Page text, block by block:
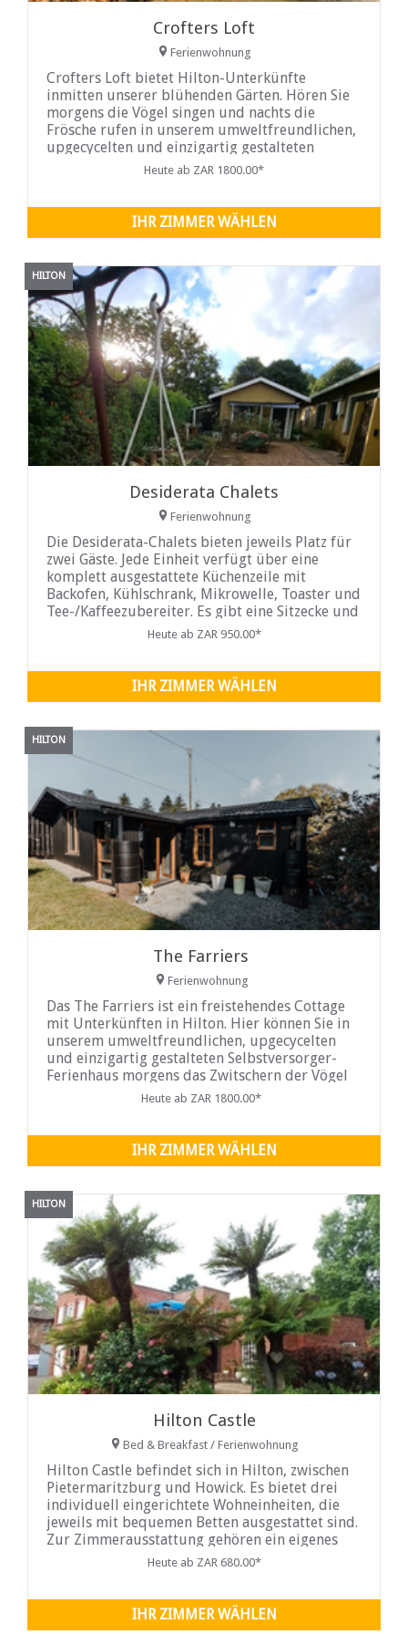
Crofters Loft
Ferienwohnung
Crofters Loft bietet Hilton-Unterkünfte
inmitten unserer blühenden Gärten. Hören Sie
morgens die Vögel singen und nachts die
Frösche rufen in unserem umweltfreundlichen,
upgecycelten und einzigartig gestalteten
Cottage zur Selbstverpflegung.
Heute ab ZAR 1800.00*
IHR ZIMMER WÄHLEN
HILTON
Desiderata Chalets
Ferienwohnung
Die Desiderata-Chalets bieten jeweils Platz für
zwei Gäste. Jede Einheit verfügt über eine
komplett ausgestattete Küchenzeile mit
Backofen, Kühlschrank, Mikrowelle, Toaster und
Tee-/Kaffeezubereiter. Es gibt eine Sitzecke und
einen Fernseher mit DStv. WLAN ist ebenfalls
einen Gemeinschaftsgarten und Gäste mit
Heute ab ZAR 950.00*
IHR ZIMMER WÄHLEN
HILTON
The Farriers
Ferienwohnung
Das The Farriers ist ein freistehendes Cottage
mit Unterkünften in Hilton. Hier können Sie in
unserem umweltfreundlichen, upgecycelten
und einzigartig gestalteten Selbstversorger-
Ferienhaus morgens das Zwitschern der Vögel
und nachts die Frösche genießen.
Heute ab ZAR 1800.00*
IHR ZIMMER WÄHLEN
HILTON
Hilton Castle
Bed & Breakfast / Ferienwohnung
Hilton Castle befindet sich in Hilton, zwischen
Pietermaritzburg und Howick. Es bietet drei
individuell eingerichtete Wohneinheiten, die
jeweils mit bequemen Betten ausgestattet sind.
Zur Zimmerausstattung gehören ein eigenes
Bad, ein privater Zugang, ein Ventilator, ein
Heute ab ZAR 680.00*
IHR ZIMMER WÄHLEN